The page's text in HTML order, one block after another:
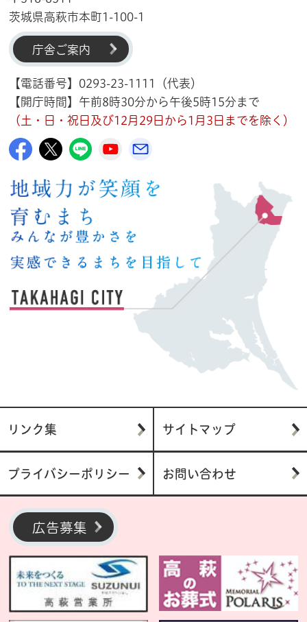
茨城県高萩市本町1-100-1
庁舎ご案内
【電話番号】0293-23-1111（代表）
【開庁時間】午前8時30分から午後5時15分まで
（土・日・祝日及び12月29日から1月3日までを除く）
高萩市公式Facebook
高萩市公式X
高萩市公式LINE
高萩市YouTube公式チャンネル
リンク集 サイトマップ
プライバシーポリシー お問い合わせ
広告募集